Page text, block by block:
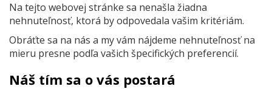
Na tejto webovej stránke sa nenašla žiadna
nehnuteľnosť, ktorá by odpovedala vašim kritériám.
Obráťte sa na nás a my vám nájdeme nehnuteľnosť na
mieru presne podľa vašich špecifických preferencií.
Náš tím sa o vás postará